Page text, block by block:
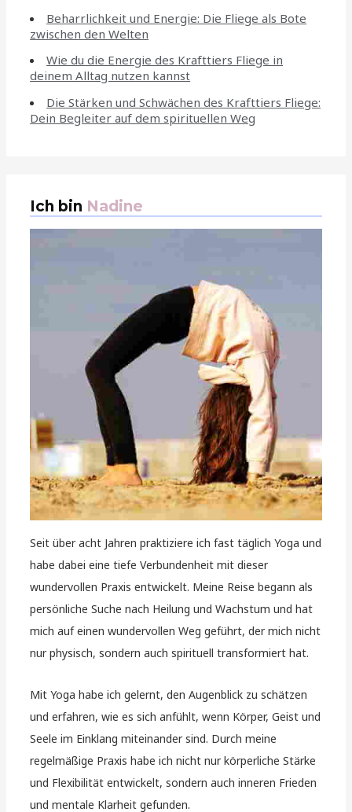
Beharrlichkeit und Energie: Die Fliege als Bote
zwischen den Welten
Wie du die Energie des Krafttiers Fliege in
deinem Alltag nutzen kannst
Die Stärken und Schwächen des Krafttiers Fliege:
Dein Begleiter auf dem spirituellen Weg
Ich bin Nadine
Seit über acht Jahren praktiziere ich fast täglich Yoga und
habe dabei eine tiefe Verbundenheit mit dieser
wundervollen Praxis entwickelt. Meine Reise begann als
persönliche Suche nach Heilung und Wachstum und hat
mich auf einen wundervollen Weg geführt, der mich nicht
nur physisch, sondern auch spirituell transformiert hat.
Mit Yoga habe ich gelernt, den Augenblick zu schätzen
und erfahren, wie es sich anfühlt, wenn Körper, Geist und
Seele im Einklang miteinander sind. Durch meine
regelmäßige Praxis habe ich nicht nur körperliche Stärke
und Flexibilität entwickelt, sondern auch inneren Frieden
und mentale Klarheit gefunden.